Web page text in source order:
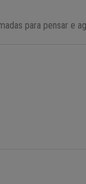
para pensar e